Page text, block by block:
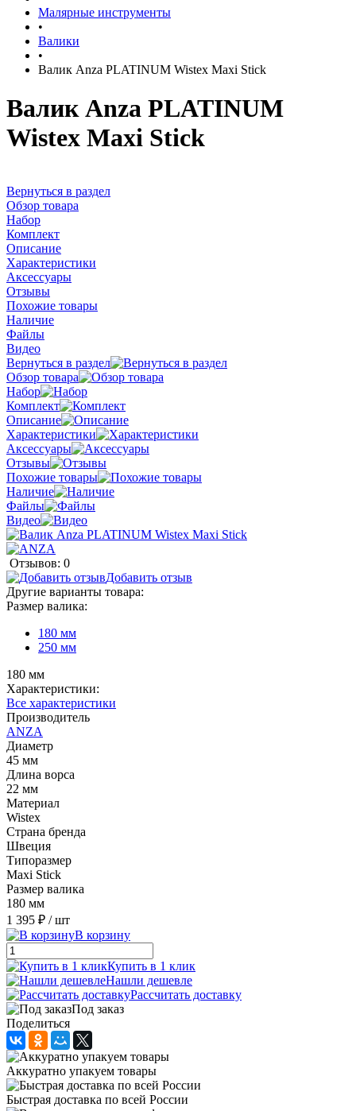
Малярные инструменты
•
Валики
•
Валик Anza PLATINUM Wistex Maxi Stick
Валик Anza PLATINUM
Wistex Maxi Stick
Вернуться в раздел
Обзор товара
Набор
Комплект
Описание
Характеристики
Аксессуары
Отзывы
Похожие товары
Наличие
Файлы
Видео
Вернуться в раздел
Обзор товара
Набор
Комплект
Описание
Характеристики
Аксессуары
Отзывы
Похожие товары
Наличие
Файлы
Видео
Отзывов: 0
Добавить отзыв
Другие варианты товара:
Размер валика:
180 мм
250 мм
180 мм
Характеристики:
Все характеристики
Производитель
ANZA
Диаметр
45 мм
Длина ворса
22 мм
Материал
Wistex
Страна бренда
Швеция
Типоразмер
Maxi Stick
Размер валика
180 мм
1 395 ₽ / шт
В корзину
Купить в 1 клик
Нашли дешевле
Рассчитать доставку
Под заказ
Поделиться
Аккуратно упакуем товары
Быстрая доставка по всей России